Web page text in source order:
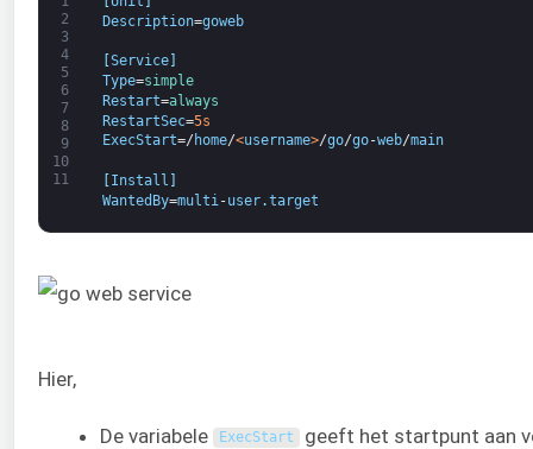
2
3
4
5
6
7
8
9
10
11
Description=goweb
Service]
Type=simple
Restart=always
RestartSec=5s
ExecStart=/ home/<username>/go/go-web/main
Install
WantedBy=multi -user.target
Hier,
De variabele ExecStart geeft het startpunt aan